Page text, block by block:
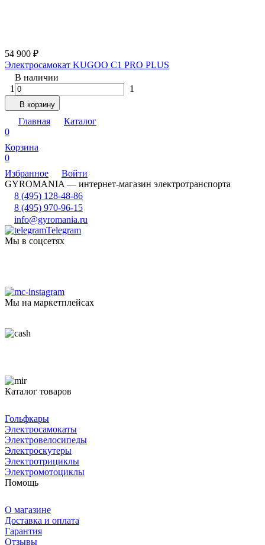
54 900 ₽
Электросамокат KUGOO C1 PRO PLUS
В наличии
1
1
В корзину
Главная
Каталог
0
Корзина
0
Избранное
Войти
GYROMANIA — интернет-магазин электротранспорта
8 (495) 128-48-86
8 (495) 970-96-15
info@gyromania.ru
Telegram
Мы в соцсетях
Мы на маркетплейсах
Каталог товаров
Гольфкары
Электросамокаты
Электровелосипеды
Электроскутеры
Электротрициклы
Электромотоциклы
Помощь
О магазине
Доставка и оплата
Гарантия
Отзывы